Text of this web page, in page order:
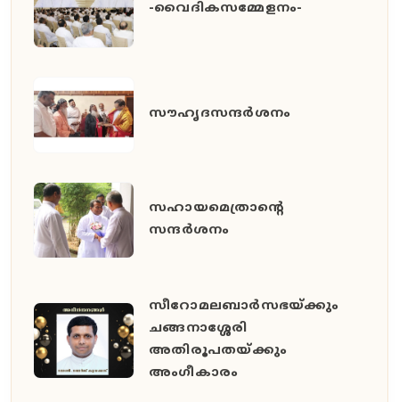
-വൈദികസമ്മേളനം-
സൗഹൃദസന്ദർശനം
സഹായമെത്രാന്റെ
സന്ദർശനം
സീറോമലബാർസഭയ്ക്കും
ചങ്ങനാശ്ശേരി
അതിരൂപതയ്ക്കും
അംഗീകാരം